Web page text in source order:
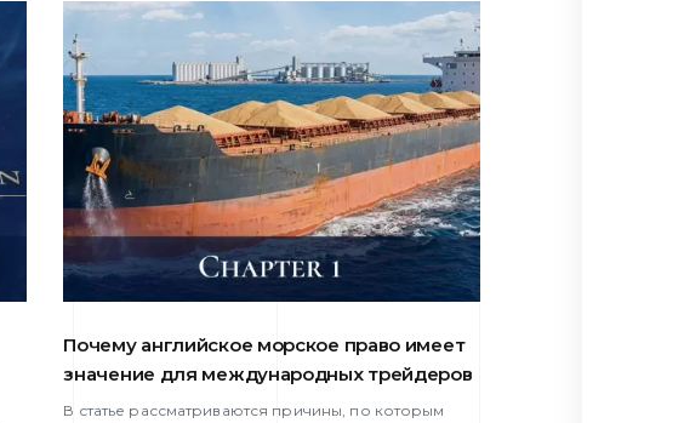
Почему английское морское право имеет
значение для международных трейдеров
В статье рассматриваются причины, по которым